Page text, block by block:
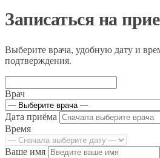
Записаться на
Выберите врача, удобную дату и
подтверждения.
Врач
Дата приёма
Время
Ваше имя